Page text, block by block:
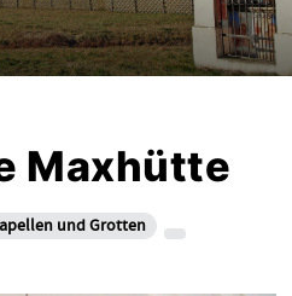
Maxhütte
und Grotten